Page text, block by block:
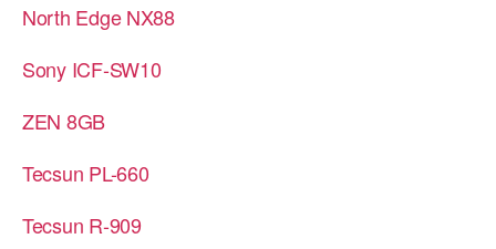
North Edge NX88
Sony ICF-SW10
ZEN 8GB
Tecsun PL-660
Tecsun R-909